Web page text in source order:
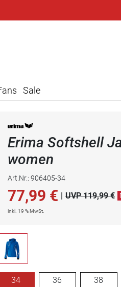
Sale
Erima Softshell
women
Art.Nr.: 906405-34
77,99 € | UVP 119,99 €
inkl. 19 % MwSt.
34 36 38